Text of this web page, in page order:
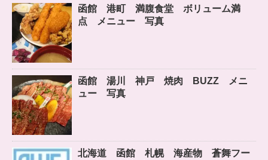
函館 港町 満腹食堂 ボリューム満
点 メニュー 写真
函館 湯川 神戸 焼肉 BUZZ メニ
ュー 写真
北海道 函館 札幌 海産物 蒼舞フー